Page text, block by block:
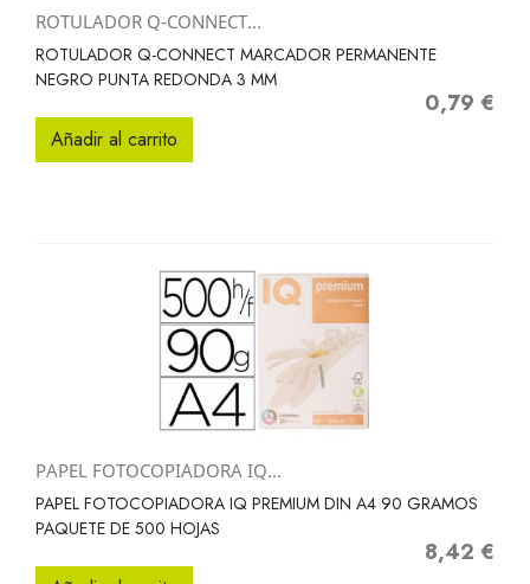
ROTULADOR Q-CONNECT...
ROTULADOR Q-CONNECT MARCADOR PERMANENTE
NEGRO PUNTA REDONDA 3 MM
Precio
0,79 €
Añadir al carrito
PAPEL FOTOCOPIADORA IQ...
PAPEL FOTOCOPIADORA IQ PREMIUM DIN A4 90 GRAMOS
PAQUETE DE 500 HOJAS
Precio
8,42 €